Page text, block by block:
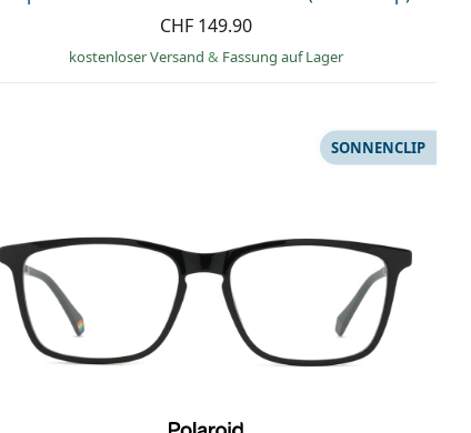
CHF 149.90
kostenloser Versand & Fassung auf Lager
SONNENCLIP